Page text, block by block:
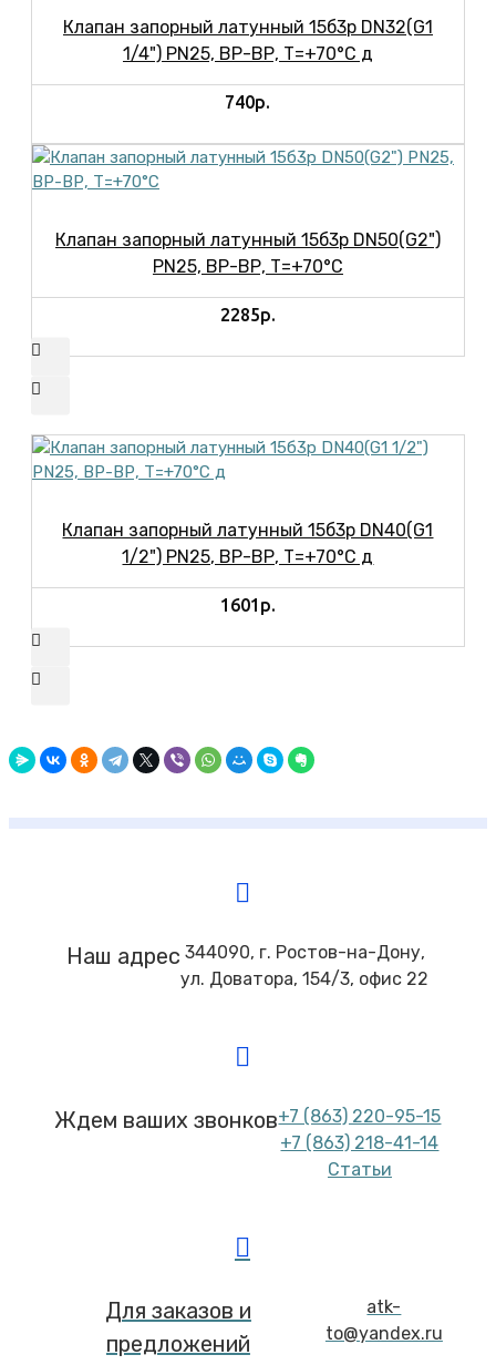
Клапан запорный латунный 15б3р DN32(G1
1/4") PN25, ВР-ВР, Т=+70°С д
740р.
Клапан запорный латунный 15б3р DN50(G2")
PN25, ВР-ВР, Т=+70°С
2285р.
Клапан запорный латунный 15б3р DN40(G1
1/2") PN25, ВР-ВР, Т=+70°С д
1601р.
Наш адрес 344090, г. Ростов-на-Дону,
ул. Доватора, 154/3, офис 22
Ждем ваших звонков+7 (863) 220-95-15
+7 (863) 218-41-14
Статьи
Для заказов и
предложений
atk-
to@yandex.ru